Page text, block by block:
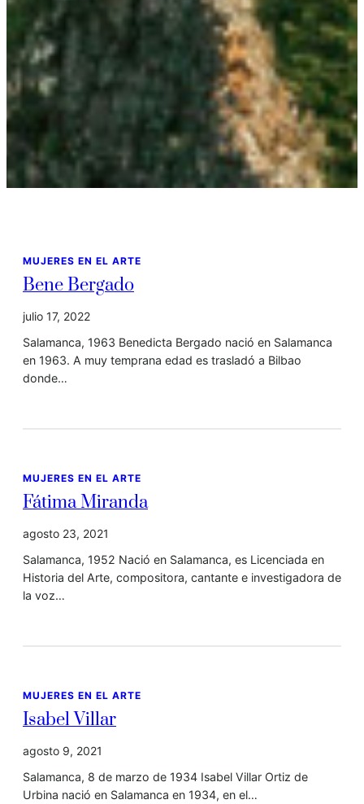
MUJERES EN EL ARTE
Bene Bergado
julio 17, 2022
Salamanca, 1963 Benedicta Bergado nació en Salamanca
en 1963. A muy temprana edad es trasladó a Bilbao
donde…
MUJERES EN EL ARTE
Fátima Miranda
agosto 23, 2021
Salamanca, 1952 Nació en Salamanca, es Licenciada en
Historia del Arte, compositora, cantante e investigadora de
la voz…
MUJERES EN EL ARTE
Isabel Villar
agosto 9, 2021
Salamanca, 8 de marzo de 1934 Isabel Villar Ortiz de
Urbina nació en Salamanca en 1934, en el…